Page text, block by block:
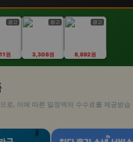
광고
원
광고
3,308원
광고
8,892원
로, 이에 따른 일정액의 수수료를 제공받습